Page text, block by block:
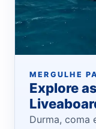
MERGULHE
Explore
Durma, coma